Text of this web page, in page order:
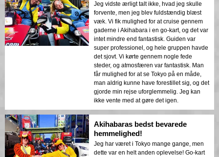
Jeg vidste ærligt talt ikke, hvad jeg skulle
forvente, men jeg blev fuldstændig blæst
væk. Vi fik mulighed for at cruise gennem
gaderne i Akihabara i en go-kart, og det var
intet mindre end fantastisk. Guiden var
super professionel, og hele gruppen havde
det sjovt. Vi kørte gennem nogle fede
steder, og atmosfæren var fantastisk. Man
får mulighed for at se Tokyo på en måde,
man aldrig kunne have forestillet sig, og det
gjorde min rejse uforglemmelig. Jeg kan
ikke vente med at gøre det igen.
Akihabaras bedst bevarede
hemmelighed!
Jeg har været i Tokyo mange gange, men
dette var en helt anden oplevelse! Go-kart